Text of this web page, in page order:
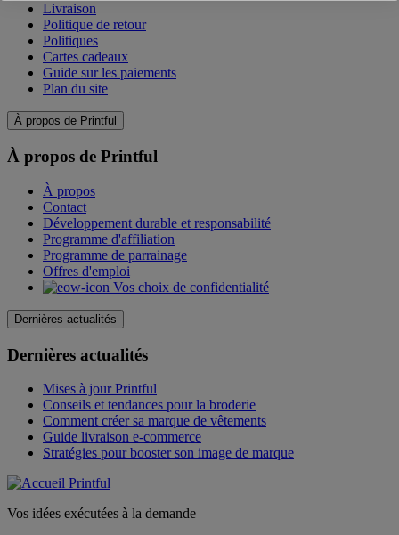
Livraison
Politique de retour
Politiques
Cartes cadeaux
Guide sur les paiements
Plan du site
À propos de Printful
À propos de Printful
À propos
Contact
Développement durable et responsabilité
Programme d'affiliation
Programme de parrainage
Offres d'emploi
Vos choix de confidentialité
Dernières actualités
Dernières actualités
Mises à jour Printful
Conseils et tendances pour la broderie
Comment créer sa marque de vêtements
Guide livraison e-commerce
Stratégies pour booster son image de marque
Vos idées exécutées à la demande